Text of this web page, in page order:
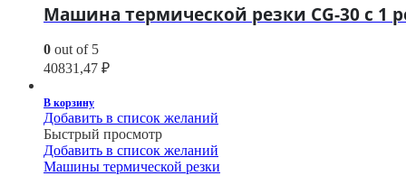
Машина термической резки CG-30 с 1
0 out of 5
40831,47 ₽
В корзину
Добавить в список желаний
Быстрый просмотр
Добавить в список желаний
Машины термической резки